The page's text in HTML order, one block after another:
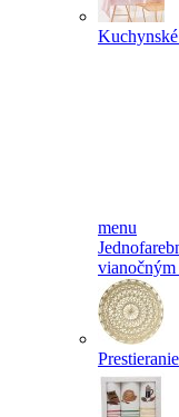
menu
Prestieranie